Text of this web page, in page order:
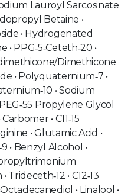
Lauroyl Sarcosinate
Betaine •
• Hydrogenated
PPG‑5‑Ceteth‑20 •
Dimethicone
• Polyquaternium‑7 •
• Sodium
Propylene Glycol
• C11‑15
• Glutamic Acid •
• Benzyl Alcohol •
• C12‑13
• Linalool •